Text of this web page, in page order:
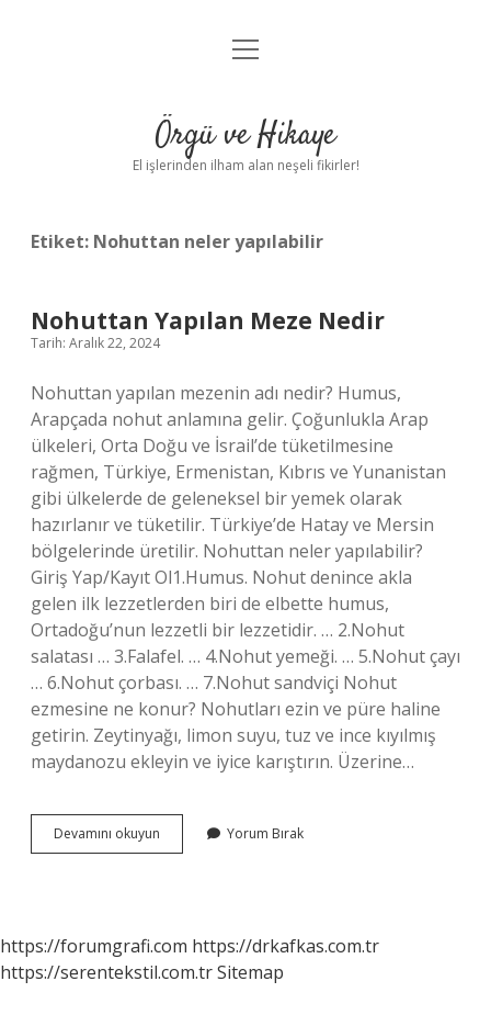
Anasayfa
Yasal Uyarı
menüyü
Örgü ve Hikaye
El işlerinden ilham alan neşeli fikirler!
Etiket: Nohuttan neler yapılabilir
Nohuttan Yapılan Meze Nedir
Tarih: Aralık 22, 2024
Nohuttan yapılan mezenin adı nedir? Humus,
Arapçada nohut anlamına gelir. Çoğunlukla Arap
ülkeleri, Orta Doğu ve İsrail’de tüketilmesine
rağmen, Türkiye, Ermenistan, Kıbrıs ve Yunanistan
gibi ülkelerde de geleneksel bir yemek olarak
hazırlanır ve tüketilir. Türkiye’de Hatay ve Mersin
bölgelerinde üretilir. Nohuttan neler yapılabilir?
Giriş Yap/Kayıt Ol1.Humus. Nohut denince akla
gelen ilk lezzetlerden biri de elbette humus,
Ortadoğu’nun lezzetli bir lezzetidir. … 2.Nohut
salatası … 3.Falafel. … 4.Nohut yemeği. … 5.Nohut çayı
… 6.Nohut çorbası. … 7.Nohut sandviçi Nohut
ezmesine ne konur? Nohutları ezin ve püre haline
getirin. Zeytinyağı, limon suyu, tuz ve ince kıyılmış
maydanozu ekleyin ve iyice karıştırın. Üzerine…
Devamını okuyun Nohuttan
Yapılan
Yorum Bırak
https://forumgrafi.com https://drkafkas.com.tr
https://serentekstil.com.trSitemap